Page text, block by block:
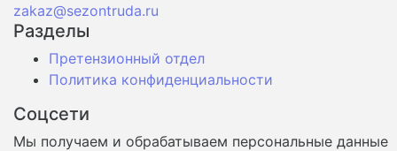
zakaz@sezontruda.ru
Разделы
Претензионный отдел
Политика конфиденциальности
Соцсети
Мы получаем и обрабатываем персональные данные